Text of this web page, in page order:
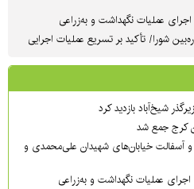
عملیات نگهداشت و به‌زراعی
شورا/ تأکید بر تسریع عملیات اجرایی
کرج جمع شد
و آسفالت خیابان‌های شهیدان علی‌محمدی و
عملیات نگهداشت و به‌زراعی